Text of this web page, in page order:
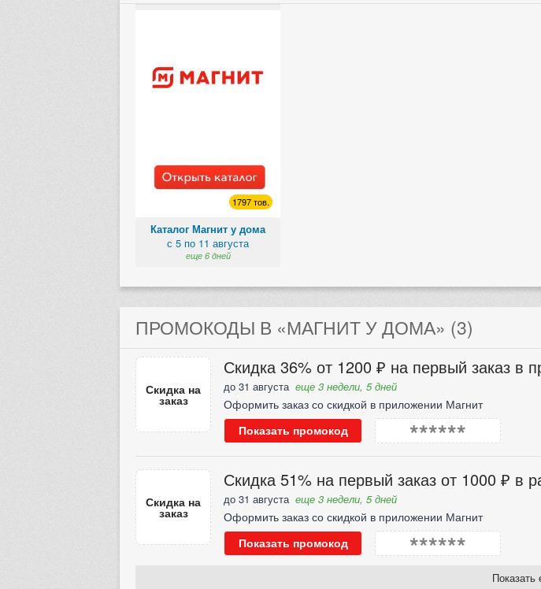
1797 тов.
Каталог Магнит у дома
с 5 по 11 августа
еще 6 дней
ПРОМОКОДЫ В «МАГНИТ У ДОМА» (3)
Скидка на
заказ
Скидка 36% от 1200 ₽ на первый заказ в
до 31 августа еще 3 недели, 5 дней
Оформить заказ со скидкой в приложении Магнит
Показать промокод ******
Скидка на
заказ
Скидка 51% на первый заказ от 1000 ₽ в
до 31 августа еще 3 недели, 5 дней
Оформить заказ со скидкой в приложении Магнит
Показать промокод ******
Показать